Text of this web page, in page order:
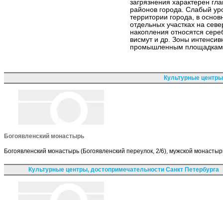
загрязнения характерен
районов города. Слабый
территории города, в
отдельных участках на
накопления относятся
висмут и др. Зоны
промышленным площадкам
Культурные
Богоявленский монастырь
Богоявленский монастырь (Богоявленский переулок, 2/6), мужской
Культурные центры, достопримечательности Санкт Петербурга